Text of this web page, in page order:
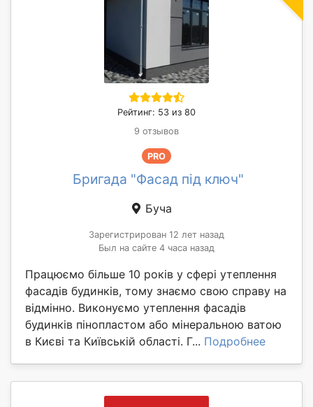
Рейтинг: 53 из 80
9 отзывов
PRO
Бригада "Фасад під ключ"
Буча
Зарегистрирован 12 лет назад
Был на сайте 4 часа назад
Працюємо більше 10 років у сфері утеплення
фасадів будинків, тому знаємо свою справу на
відмінно. Виконуємо утеплення фасадів
будинків пінопластом або мінеральною ватою
в Києві та Київській області. Г... Подробнее